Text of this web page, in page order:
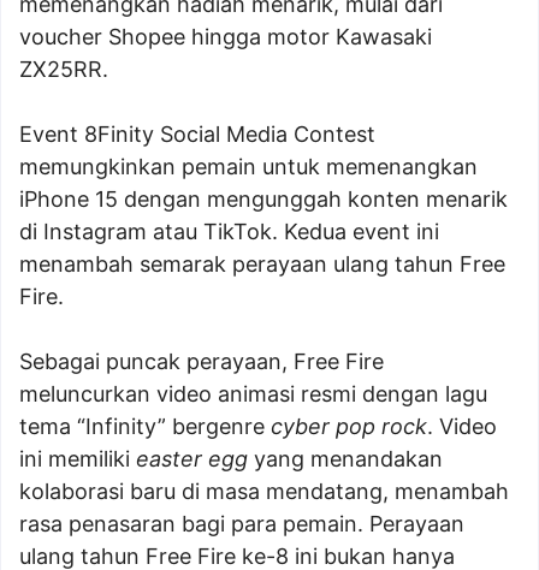
voucher Shopee hingga motor Kawasaki
ZX25RR.
Event 8Finity Social Media Contest
memungkinkan pemain untuk memenangkan
iPhone 15 dengan mengunggah konten menarik
di Instagram atau TikTok. Kedua event ini
menambah semarak perayaan ulang tahun Free
Fire.
Sebagai puncak perayaan, Free Fire
meluncurkan video animasi resmi dengan lagu
tema “Infinity” bergenre cyber pop rock. Video
ini memiliki easter egg yang menandakan
kolaborasi baru di masa mendatang, menambah
rasa penasaran bagi para pemain. Perayaan
ulang tahun Free Fire ke-8 ini bukan hanya